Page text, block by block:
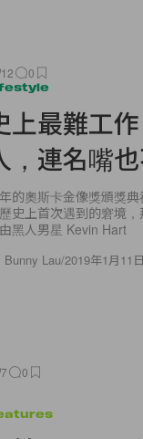
12 0
上最難工
，連名嘴
的奧斯卡金像獎頒獎
史上首次遇到的窘境
黑人男星 Kevin Hart
Bunny Lau/2019年1月11日
7 0